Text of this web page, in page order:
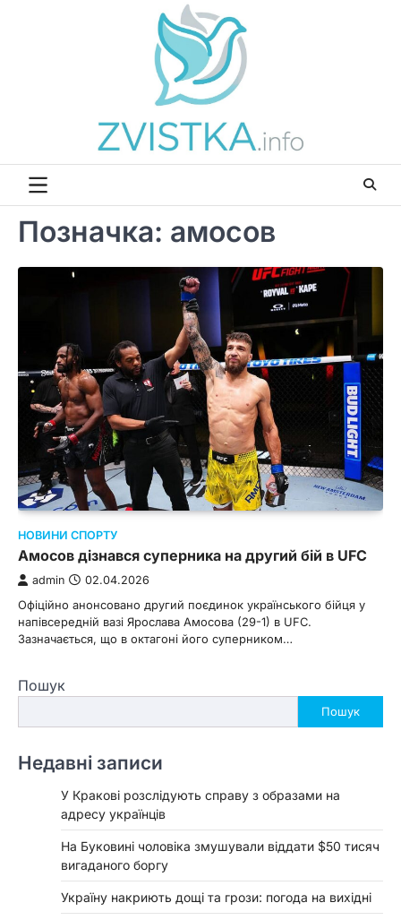
Позначка: амосов
НОВИНИ СПОРТУ
Амосов дізнався суперника на другий бій в UFC
admin 02.04.2026
Офіційно анонсовано другий поєдинок українського бійця у
напівсередній вазі Ярослава Амосова (29-1) в UFC.
Зазначається, що в октагоні його суперником…
Пошук
Пошук
Недавні записи
У Кракові розслідують справу з образами на
адресу українців
На Буковині чоловіка змушували віддати $50 тисяч
вигаданого боргу
Україну накриють дощі та грози: погода на вихідні